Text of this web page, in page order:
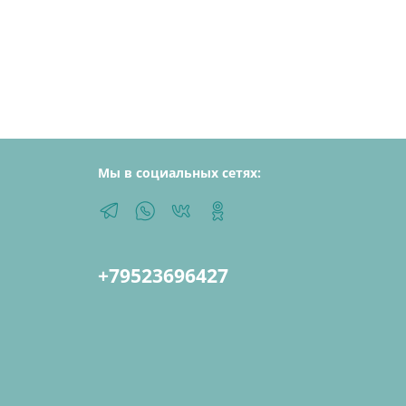
Мы в социальных сетях:
+79523696427